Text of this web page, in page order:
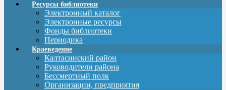
Ресурсы библиотеки
Электронный каталог
Электронные ресурсы
Фонды библиотеки
Периодика
Краеведение
Калтасинский район
Руководители района
Бессмертный полк
Организации, предприятия